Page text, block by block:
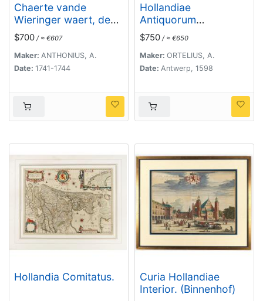
Chaerte vande
Wieringer waert, de
welcke inden jaere
XVI…
(Wieringerwaard)
$700 / ≈ €607
Maker: ANTHONIUS, A.
Date: 1741-1744
Hollandiae
Antiquorum
Catthorum..
$750 / ≈ €650
Maker: ORTELIUS, A.
Date: Antwerp, 1598
Hollandia Comitatus.
Curia Hollandiae
Interior. (Binnenhof)